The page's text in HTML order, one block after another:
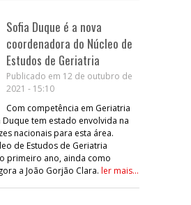
Sofia Duque é a nova
coordenadora do Núcleo de
Estudos de Geriatria
Publicado em 12 de outubro de
2021 - 15:10
Com competência em Geriatria
Duque tem estado envolvida na
nacionais para esta área.
de Estudos de Geriatria
o primeiro ano, ainda como
a João Gorjão Clara. ler mais...